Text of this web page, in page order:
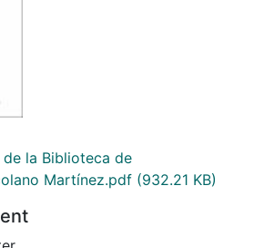
la Biblioteca de
Martínez.pdf (932.21 KB)